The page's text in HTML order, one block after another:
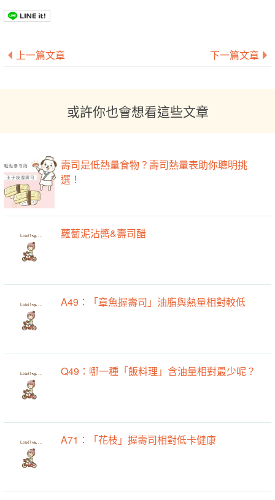
上一篇文章 下一篇文章
或許你也會想看這些文章
壽司是低熱量食物？壽司熱量表助你聰明挑
選！
蘿蔔泥沾醬&壽司醋
A49：「章魚握壽司」油脂與熱量相對較低
Q49：哪一種「飯料理」含油量相對最少呢？
A71：「花枝」握壽司相對低卡健康